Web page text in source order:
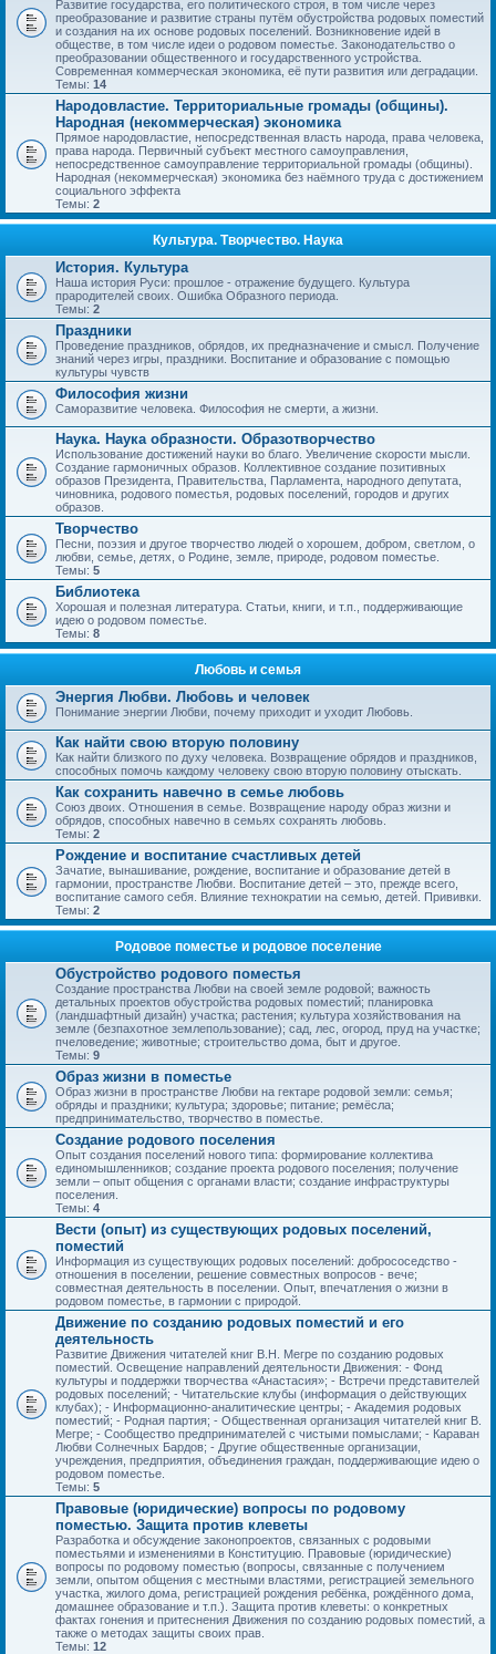
Развитие государства, его политического строя, в том числе через
преобразование и развитие страны путём обустройства родовых поместий
и создания на их основе родовых поселений. Возникновение идей в
обществе, в том числе идеи о родовом поместье. Законодательство о
преобразовании общественного и государственного устройства.
Современная коммерческая экономика, её пути развития или деградации.
Темы: 14
Народовластие. Территориальные громады (общины).
Народная (некоммерческая) экономика
Прямое народовластие, непосредственная власть народа, права человека,
права народа. Первичный субъект местного самоуправления,
непосредственное самоуправление территориальной громады (общины).
Народная (некоммерческая) экономика без наёмного труда с достижением
социального эффекта
Темы: 2
Культура. Творчество. Наука
История. Культура
Наша история Руси: прошлое - отражение будущего. Культура
прародителей своих. Ошибка Образного периода.
Темы: 2
Праздники
Проведение праздников, обрядов, их предназначение и смысл. Получение
знаний через игры, праздники. Воспитание и образование с помощью
культуры чувств
Философия жизни
Саморазвитие человека. Философия не смерти, а жизни.
Наука. Наука образности. Образотворчество
Использование достижений науки во благо. Увеличение скорости мысли.
Создание гармоничных образов. Коллективное создание позитивных
образов Президента, Правительства, Парламента, народного депутата,
чиновника, родового поместья, родовых поселений, городов и других
образов.
Творчество
Песни, поэзия и другое творчество людей о хорошем, добром, светлом, о
любви, семье, детях, о Родине, земле, природе, родовом поместье.
Темы: 5
Библиотека
Хорошая и полезная литература. Статьи, книги, и т.п., поддерживающие
идею о родовом поместье.
Темы: 8
Любовь и семья
Энергия Любви. Любовь и человек
Понимание энергии Любви, почему приходит и уходит Любовь.
Как найти свою вторую половину
Как найти близкого по духу человека. Возвращение обрядов и праздников,
способных помочь каждому человеку свою вторую половину отыскать.
Как сохранить навечно в семье любовь
Союз двоих. Отношения в семье. Возвращение народу образ жизни и
обрядов, способных навечно в семьях сохранять любовь.
Темы: 2
Рождение и воспитание счастливых детей
Зачатие, вынашивание, рождение, воспитание и образование детей в
гармонии, пространстве Любви. Воспитание детей – это, прежде всего,
воспитание самого себя. Влияние технократии на семью, детей. Прививки.
Темы: 2
Родовое поместье и родовое поселение
Обустройство родового поместья
Создание пространства Любви на своей земле родовой; важность
детальных проектов обустройства родовых поместий; планировка
(ландшафтный дизайн) участка; растения; культура хозяйствования на
земле (безпахотное землепользование); сад, лес, огород, пруд на участке;
пчеловедение; животные; строительство дома, быт и другое.
Темы: 9
Образ жизни в поместье
Образ жизни в пространстве Любви на гектаре родовой земли: семья;
обряды и праздники; культура; здоровье; питание; ремёсла;
предпринимательство, творчество в поместье.
Создание родового поселения
Опыт создания поселений нового типа: формирование коллектива
единомышленников; создание проекта родового поселения; получение
земли – опыт общения с органами власти; создание инфраструктуры
поселения.
Темы: 4
Вести (опыт) из существующих родовых поселений,
поместий
Информация из существующих родовых поселений: добрососедство -
отношения в поселении, решение совместных вопросов - вече;
совместная деятельность в поселении. Опыт, впечатления о жизни в
родовом поместье, в гармонии с природой.
Движение по созданию родовых поместий и его
деятельность
Развитие Движения читателей книг В.Н. Мегре по созданию родовых
поместий. Освещение направлений деятельности Движения: - Фонд
культуры и поддержки творчества «Анастасия»; - Встречи представителей
родовых поселений; - Читательские клубы (информация о действующих
клубах); - Информационно-аналитические центры; - Академия родовых
поместий; - Родная партия; - Общественная организация читателей книг В.
Мегре; - Сообщество предпринимателей с чистыми помыслами; - Караван
Любви Солнечных Бардов; - Другие общественные организации,
учреждения, предприятия, объединения граждан, поддерживающие идею о
родовом поместье.
Темы: 5
Правовые (юридические) вопросы по родовому
поместью. Защита против клеветы
Разработка и обсуждение законопроектов, связанных с родовыми
поместьями и изменениями в Конституцию. Правовые (юридические)
вопросы по родовому поместью (вопросы, связанные с получением
земли, опытом общения с местными властями, регистрацией земельного
участка, жилого дома, регистрацией рождения ребёнка, рождённого дома,
домашнее образование и т.п.). Защита против клеветы: о конкретных
фактах гонения и притеснения Движения по созданию родовых поместий, а
также о методах защиты своих прав.
Темы: 12